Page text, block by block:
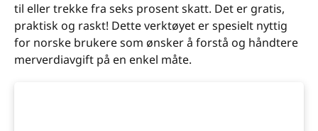
til eller trekke fra seks prosent skatt. Det er gratis,
praktisk og raskt! Dette verktøyet er spesielt nyttig
for norske brukere som ønsker å forstå og håndtere
merverdiavgift på en enkel måte.